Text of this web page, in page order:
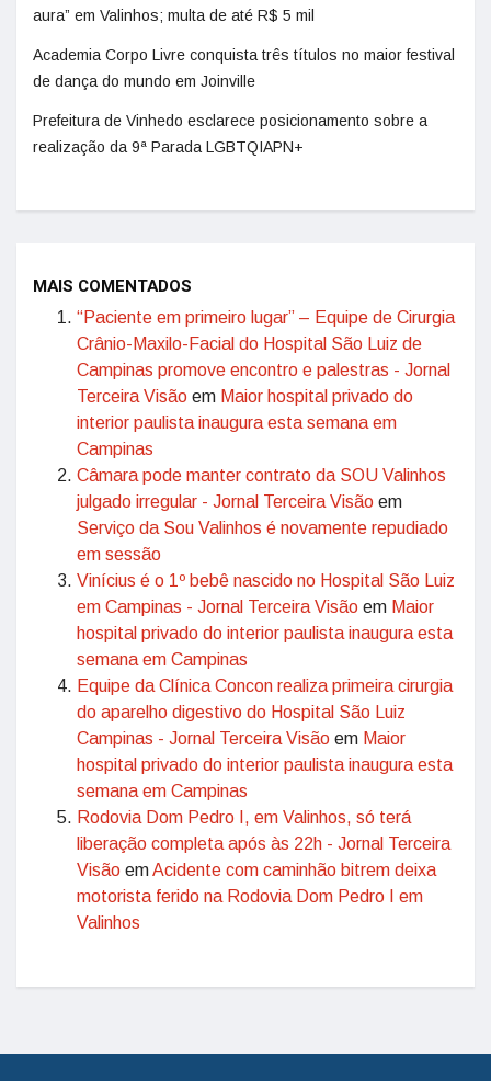
aura” em Valinhos; multa de até R$ 5 mil
Academia Corpo Livre conquista três títulos no maior festival
de dança do mundo em Joinville
Prefeitura de Vinhedo esclarece posicionamento sobre a
realização da 9ª Parada LGBTQIAPN+
MAIS COMENTADOS
“Paciente em primeiro lugar” – Equipe de Cirurgia
Crânio-Maxilo-Facial do Hospital São Luiz de
Campinas promove encontro e palestras - Jornal
Terceira Visão em Maior hospital privado do
interior paulista inaugura esta semana em
Campinas
Câmara pode manter contrato da SOU Valinhos
julgado irregular - Jornal Terceira Visão em
Serviço da Sou Valinhos é novamente repudiado
em sessão
Vinícius é o 1º bebê nascido no Hospital São Luiz
em Campinas - Jornal Terceira Visão em Maior
hospital privado do interior paulista inaugura esta
semana em Campinas
Equipe da Clínica Concon realiza primeira cirurgia
do aparelho digestivo do Hospital São Luiz
Campinas - Jornal Terceira Visão em Maior
hospital privado do interior paulista inaugura esta
semana em Campinas
Rodovia Dom Pedro I, em Valinhos, só terá
liberação completa após às 22h - Jornal Terceira
Visão emAcidente com caminhão bitrem deixa
motorista ferido na Rodovia Dom Pedro I em
Valinhos